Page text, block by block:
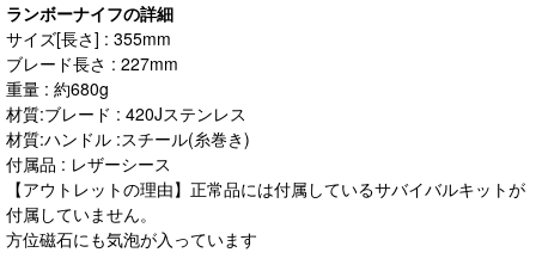
ランボーナイフの詳細
サイズ[長さ] : 355mm
ブレード長さ : 227mm
重量 : 約680g
材質:ブレード : 420Jステンレス
材質:ハンドル :スチール(糸巻き)
付属品 : レザーシース
【アウトレットの理由】正常品には付属しているサバイバルキットが
付属していません。
方位磁石にも気泡が入っています